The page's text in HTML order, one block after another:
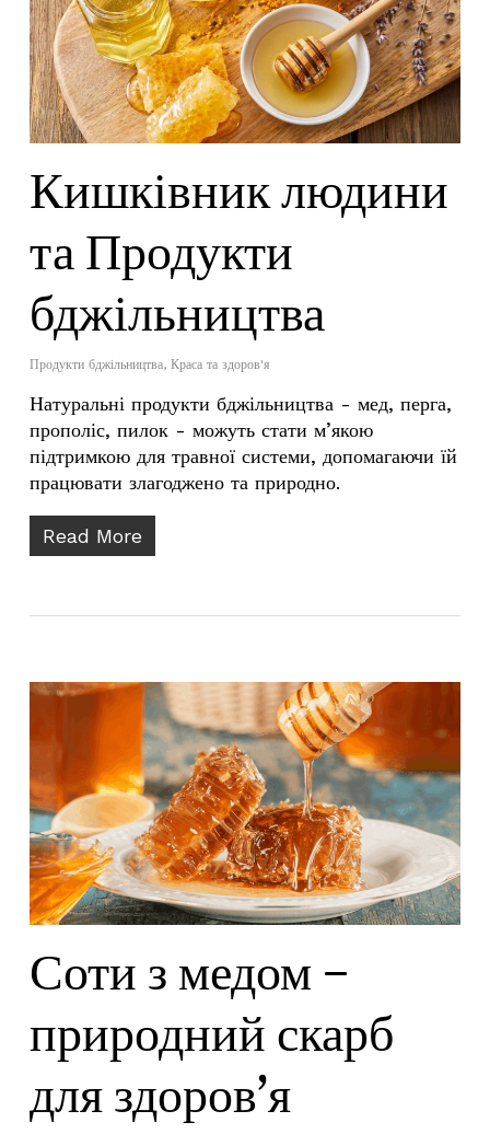
Кишківник людини
та Продукти
бджільництва
Продукти бджільництва, Краса та здоров'я
Натуральні продукти бджільництва - мед, перга,
прополіс, пилок - можуть стати м’якою
підтримкою для травної системи, допомагаючи їй
працювати злагоджено та природно.
Read More
Соти з медом –
природний скарб
для здоров’я